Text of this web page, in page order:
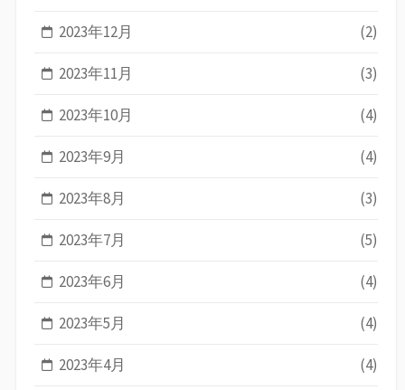
2023年12月 (2)
2023年11月 (3)
2023年10月 (4)
2023年9月 (4)
2023年8月 (3)
2023年7月 (5)
2023年6月 (4)
2023年5月 (4)
2023年4月 (4)